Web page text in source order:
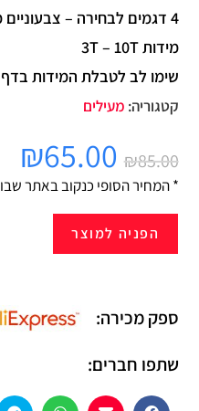
4 דגמים לבחירה – צבעוניים מהממים!!
מידות 3T – 10T
שימו לב לטבלת המידות
קטגוריה: מעילים
₪85.00
₪65.00
* המחיר הסופי כנקוב באתר
הפניה למוצר
ספק מכירה:
שתפו חברים: